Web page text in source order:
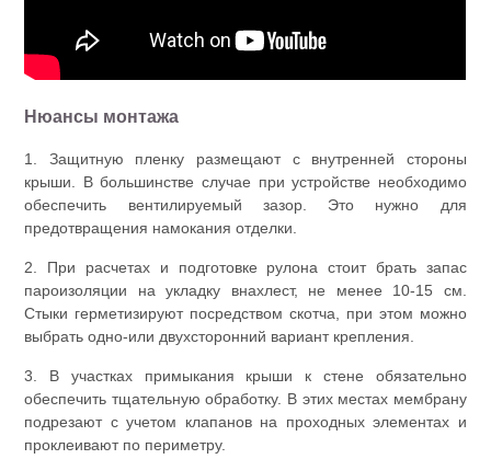
Нюансы монтажа
1. Защитную пленку размещают с внутренней стороны
крыши. В большинстве случае при устройстве необходимо
обеспечить вентилируемый зазор. Это нужно для
предотвращения намокания отделки.
2. При расчетах и подготовке рулона стоит брать запас
пароизоляции на укладку внахлест, не менее 10-15 см.
Стыки герметизируют посредством скотча, при этом можно
выбрать одно-или двухсторонний вариант крепления.
3. В участках примыкания крыши к стене обязательно
обеспечить тщательную обработку. В этих местах мембрану
подрезают с учетом клапанов на проходных элементах и
проклеивают по периметру.